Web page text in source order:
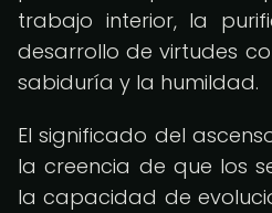
trabajo interior, la
desarrollo de virtudes
sabiduría y la humildad.
El significado del
la creencia de que los
la capacidad de